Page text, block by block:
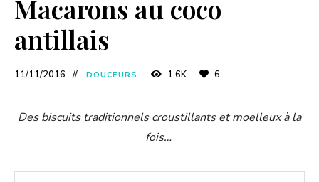
Macarons au coco
antillais
11/11/2016 DOUCEURS 1.6K 6
Des biscuits traditionnels croustillants et moelleux à la
fois…